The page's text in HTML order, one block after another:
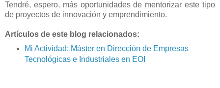
Tendré, espero, más oportunidades de mentorizar este tipo
de proyectos de innovación y emprendimiento.
Artículos de este blog relacionados:
Mi Actividad: Máster en Dirección de Empresas
Tecnológicas e Industriales en EOI